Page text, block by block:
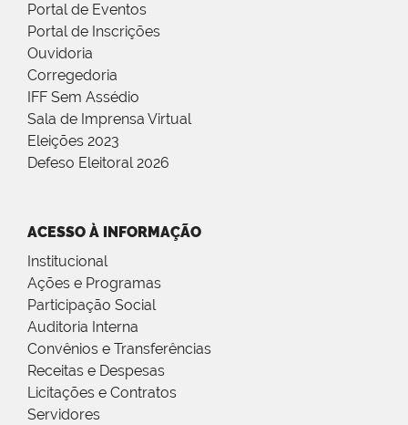
Portal de Eventos
Portal de Inscrições
Ouvidoria
Corregedoria
IFF Sem Assédio
Sala de Imprensa Virtual
Eleições 2023
Defeso Eleitoral 2026
ACESSO À INFORMAÇÃO
Institucional
Ações e Programas
Participação Social
Auditoria Interna
Convênios e Transferências
Receitas e Despesas
Licitações e Contratos
Servidores